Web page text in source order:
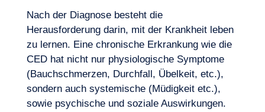
Unser Abenteuer
Nach der Diagnose besteht die
Herausforderung darin, mit der Krankheit leben
zu lernen. Eine chronische Erkrankung wie die
CED hat nicht nur physiologische Symptome
(Bauchschmerzen, Durchfall, Übelkeit, etc.),
sondern auch systemische (Müdigkeit etc.),
sowie psychischeund soziale Auswirkungen.